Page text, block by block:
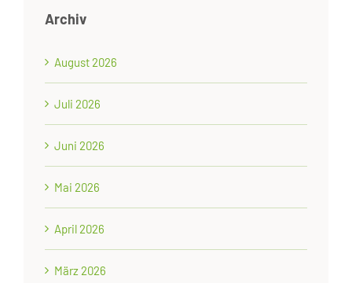
Archiv
August 2026
Juli 2026
Juni 2026
Mai 2026
April 2026
März 2026